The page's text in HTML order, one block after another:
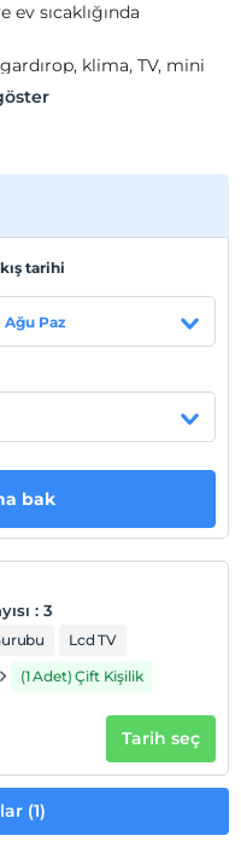
ev sıcaklığında
klima, TV, mini
mutfak araç ve
giriş yapılabilir. Bu
tarihi
Ağu Paz
bak
: 3
Lcd TV
(1 Adet) Çift Kişilik
Tarih seç
(1)